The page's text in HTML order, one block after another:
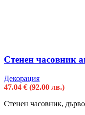
Стенен часовник
Декорация
47.04 € (92.00 лв.)
Стенен часовник,